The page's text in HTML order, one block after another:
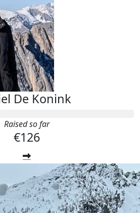
De Konink
Raised so far
€126